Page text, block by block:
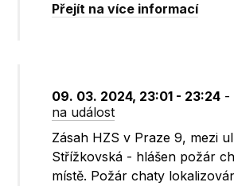
Přejít na více informací
09. 03. 2024, 23:01 - 23:24 -
na událost
Zásah HZS v Praze 9, mezi
Střížkovská - hlášen požár
místě. Požár chaty